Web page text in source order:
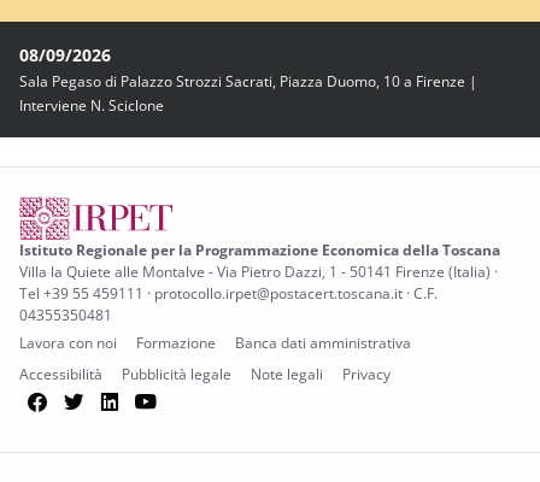
08/09/2026
Sala Pegaso di Palazzo Strozzi Sacrati, Piazza Duomo, 10 a Firenze |
Interviene N. Sciclone
Istituto Regionale per la Programmazione Economica della Toscana
Villa la Quiete alle Montalve - Via Pietro Dazzi, 1 - 50141 Firenze (Italia) ·
Tel +39 55 459111 · protocollo.irpet@postacert.toscana.it · C.F.
04355350481
Lavora con noi
Formazione
Banca dati amministrativa
Accessibilità
Pubblicità legale Note legali Privacy
Facebook
TwitterLinkedIn